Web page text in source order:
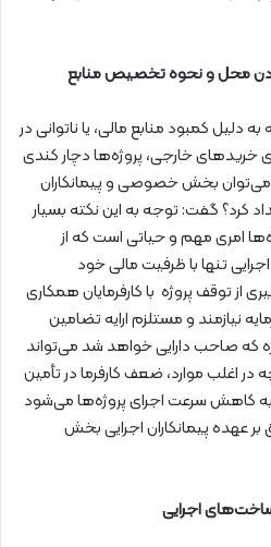
محل و نحوه تخصیص منابع
به دلیل کمبود منابع مالی، یا ناتوانی در
خریدهای خارجی، پروژه‌ها دچار کندی
بخش خصوصی و پیمانکاران
کرد؟ گفت: توجه به این نکته بسیار
امری مهم و حیاتی است که از
تنها با ظرفیت مالی خود
از توقف پروژه با کارفرمایان همکاری
نیازمند و مستلزم ارایه تضامین
که صاحب دارایی خواهد شد می‌تواند
در اغلب موارد، ضعف کارفرما در تأمین
به کاهش سرعت اجرای پروژه‌ها می‌شود
عهده پیمانکاران اجرایی بخش
اجرایی